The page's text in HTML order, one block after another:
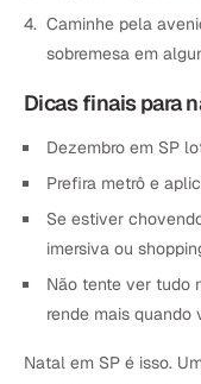
Caminhe pela
sobremesa em
Dicas finais para
Dezembro em SP
Prefira metrô e
Se estiver
imersiva ou
Não tente ver tudo
rende mais quando
Natal em SP é isso.